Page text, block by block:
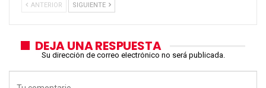
ANTERIOR SIGUIENTE
DEJA UNA RESPUESTA
Su dirección de correo electrónico no será publicada.